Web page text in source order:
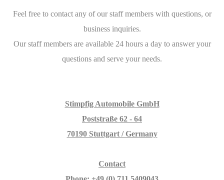
Feel free to contact any of our staff members with questions, or
business inquiries.
Our staff members are available 24 hours a day to answer your
questions and serve your needs.
Stimpfig Automobile GmbH
Poststraße 62 - 64
70190 Stuttgart / Germany
Contact